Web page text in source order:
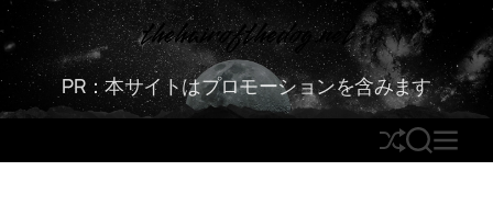
S
k
t
c
thehairofthedog.net
PR：本サイトはプロモーションを含みます
S
h
S
E
M
E